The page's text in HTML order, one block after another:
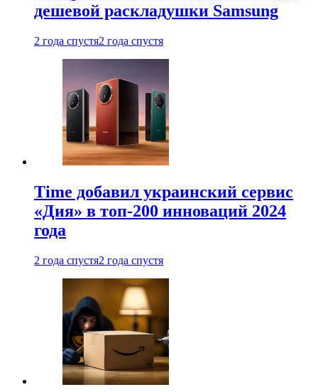
дешевой раскладушки Samsung
2 года спустя2 года спустя
Time добавил украинский сервис
«Дия» в топ-200 инноваций 2024
года
2 года спустя2 года спустя